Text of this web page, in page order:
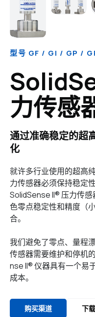
型号 GF / GI / GP /
力传感
通过准确稳定的超
化
就许多行业使用的超高
力传感器必须保持稳定
SolidSense II® 压力传
色零点稳定性和精度（
合。
我们避免了零点、量程
传感器需要维护和停机
nse II® 仪器具有一个易
成本。
购买渠道 下